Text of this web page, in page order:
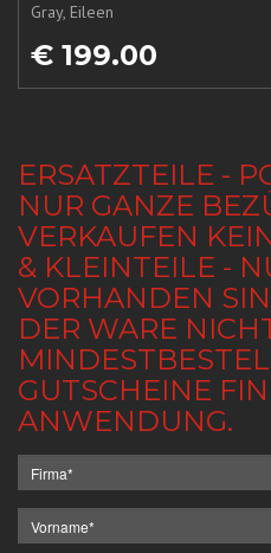
Gray, Eileen
€ 199.00
ERSATZTEILE -
NUR GANZE
VERKAUFEN
& KLEINTEILE -
VORHANDEN
DER WARE
GUTSCHEINE
ANWENDUNG.